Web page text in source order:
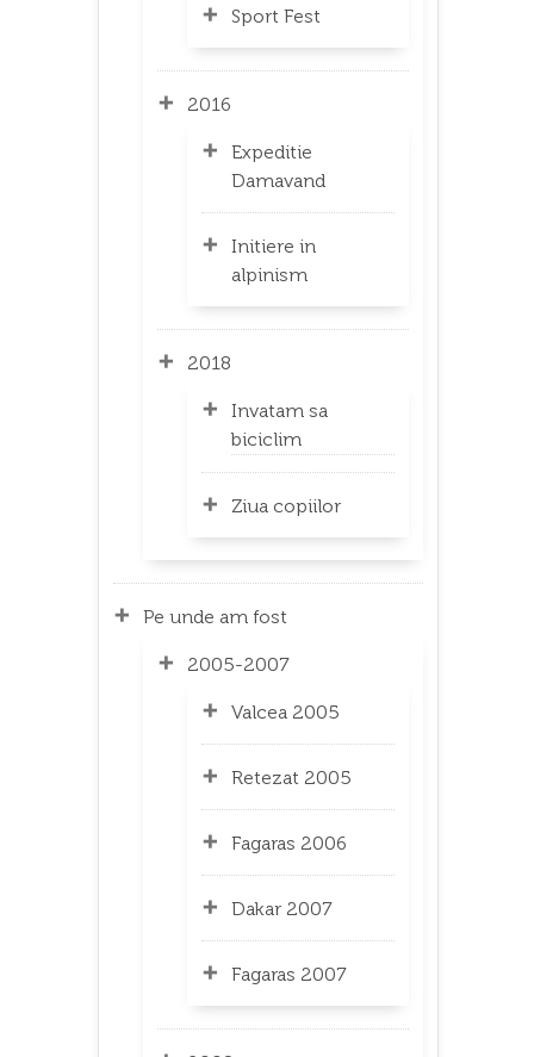
Sport Fest
2016
Expeditie
Damavand
Initiere in
alpinism
2018
Invatam sa
biciclim
Ziua copiilor
Pe unde am fost
2005-2007
Valcea 2005
Retezat 2005
Fagaras 2006
Dakar 2007
Fagaras 2007